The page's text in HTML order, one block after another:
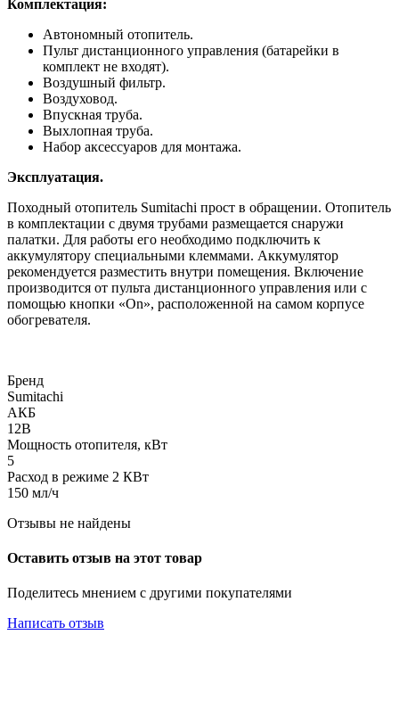
Комплектация:
Автономный отопитель.
Пульт дистанционного управления (батарейки в
комплект не входят).
Воздушный фильтр.
Воздуховод.
Впускная труба.
Выхлопная труба.
Набор аксессуаров для монтажа.
Эксплуатация.
Походный отопитель Sumitachi прост в обращении. Отопитель
в комплектации с двумя трубами размещается снаружи
палатки. Для работы его необходимо подключить к
аккумулятору специальными клеммами. Аккумулятор
рекомендуется разместить внутри помещения. Включение
производится от пульта дистанционного управления или с
помощью кнопки «On», расположенной на самом корпусе
обогревателя.
Бренд
Sumitachi
АКБ
12В
Мощность отопителя, кВт
5
Расход в режиме 2 КВт
150 мл/ч
Отзывы не найдены
Оставить отзыв на этот товар
Поделитесь мнением с другими покупателями
Написать отзыв